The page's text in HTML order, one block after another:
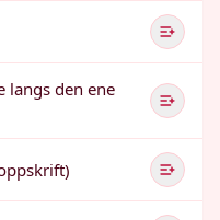
langs den ene